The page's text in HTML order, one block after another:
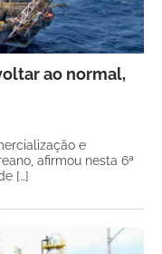
ao normal,
e
afirmou nesta 6ª
[…]